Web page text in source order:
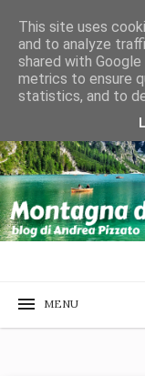
This site uses
and to analyze
shared with
metrics to ensure
statistics, and to